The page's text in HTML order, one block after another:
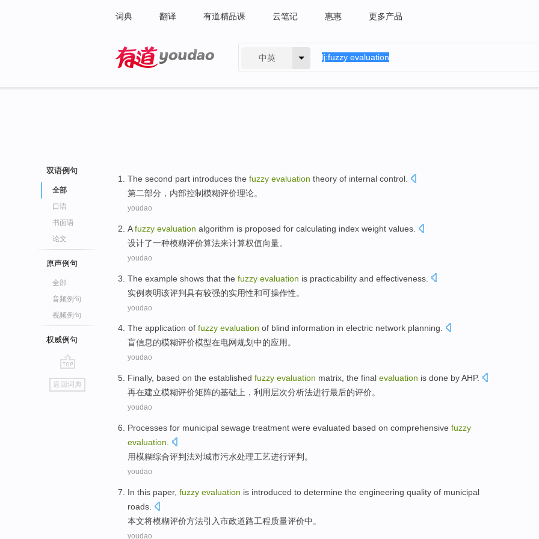
词典 翻译 有道精品课 云笔记 惠惠 更多产品
中英
双语例句
全部
口语
书面语
论文
原声例句
全部
音频例句
视频例句
权威例句
go
top
返回词典
The second part introduces the fuzzy evaluation theory of internal control
第二部分 ， 内部控制模糊评价理论。
youdao
A fuzzy evaluation algorithm is proposed for calculating index weight values
设计了一种模糊评价算法来计算权值向量。
youdao
The example shows that the fuzzy evaluation is practicability and effectiveness
实例表明该评判具有较强的实用性和可操作性。
youdao
The application of fuzzy evaluation of blind information in electric network planning.
盲信息的模糊评价模型在电网规划中的应用。
youdao
Finally, based on the established fuzzy evaluation matrix the final evaluation is done by AHP.
再在建立模糊评价矩阵的基础 上 ，利用层次分析法进行最后的评价。
youdao
Processes for municipal sewage treatment were evaluated based on comprehensive fuzzy
evaluation
用模糊综合评判法对城市污水处理工艺进行评判。
youdao
In this paper, fuzzy evaluation is introduced to determine the engineering quality of municipal
roads
本文将模糊评价方法引入市政道路工程质量评价中 。
youdao